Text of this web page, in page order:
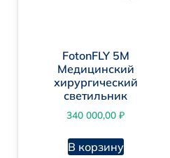
FotonFLY 5М
Медицинский
хирургический
светильник
340 000,00₽
В корзину